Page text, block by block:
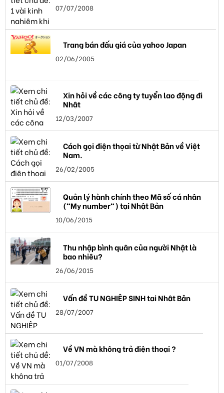
07/07/2008
Trang bán đấu giá của yahoo Japan
02/06/2005
Xin hỏi về các công ty tuyển lao động đi
Nhật
12/03/2007
Cách gọi điện thọai từ Nhật Bản về Việt
Nam.
26/02/2005
Quản lý hành chính theo Mã số cá nhân
("My number") tại Nhật Bản
10/06/2015
Thu nhập bình quân của người Nhật là
bao nhiêu?
26/06/2015
Vấn đề TU NGHIỆP SINH tại Nhật Bản
28/07/2007
Về VN mà không trả điện thoại ?
01/07/2008